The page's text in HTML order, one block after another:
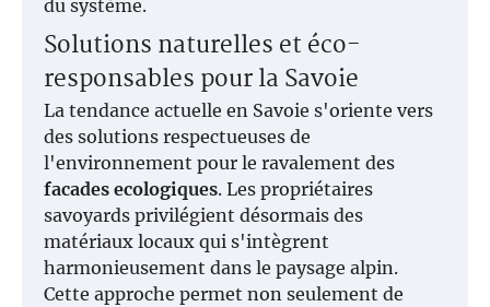
du système.
Solutions naturelles et éco-
responsables pour la Savoie
La tendance actuelle en Savoie s'oriente vers
des solutions respectueuses de
l'environnement pour le ravalement des
facades ecologiques. Les propriétaires
savoyards privilégient désormais des
matériaux locaux qui s'intègrent
harmonieusement dans le paysage alpin.
Cette approche permet non seulement de